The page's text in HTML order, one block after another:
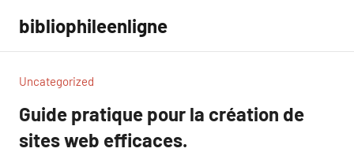
contenu
bibliophileenligne
Uncategorized
Guide pratique pour la création de
sites web efficaces.